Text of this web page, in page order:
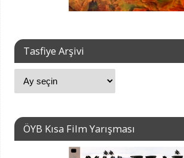
Tasfiye Arşivi
ÖYB Kısa Film Yarışması